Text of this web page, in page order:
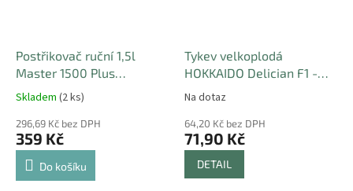
Postřikovač ruční 1,5l
Master 1500 Plus
MAROLEX
Skladem (2 ks)
296,69 Kč bez DPH
359 Kč
Do košíku
Tykev velkoplodá
HOKKAIDO Delician F1 -
semena NEJ
Na dotaz
64,20 Kč bez DPH
71,90 Kč
DETAIL